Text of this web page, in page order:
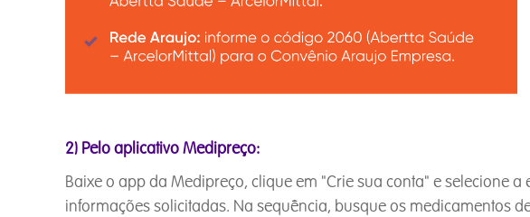
2) Pelo aplicativo Medipreço:
Baixe o app da Medipreço, clique em "Crie sua conta" e selecione
informações solicitadas. Na sequência, busque os medicamentos